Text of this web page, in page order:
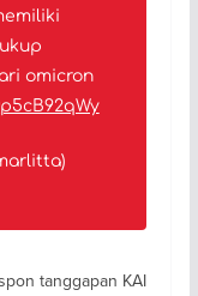
omicron
tanggapan KAI